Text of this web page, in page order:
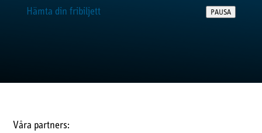
Hämta din fribiljett PAUSA
Våra partners: